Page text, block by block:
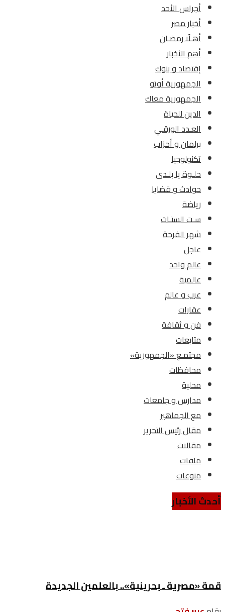
أجراس الأحد
أخبار مصر
أهـلًا رمضـان
أهم الأخبار
إقتصاد و بنوك
الجمهورية أوتو
الجمهورية معاك
الدين للحياة
العـدد الورقـي
برلمان و أحزاب
تكنولوجيا
حلـوة يا بلـدى
حوادث و قضايا
رياضة
سـت الستـات
شهر الفرحة
عاجل
عالم واحد
عالمية
عرب و عالم
عقارات
فن و ثقافة
متابعات
مجتمـع «الجمهورية»
محافظات
محلية
مدارس و جامعات
مع الجماهير
مقال رئيس التحرير
مقالات
ملفات
منوعات
أحدث الأخبار
قمة «مصرية ـ بحرينية».. بالعلمين الجديدة